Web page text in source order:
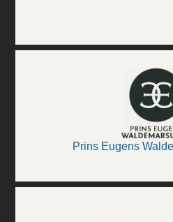
Prins Eugens